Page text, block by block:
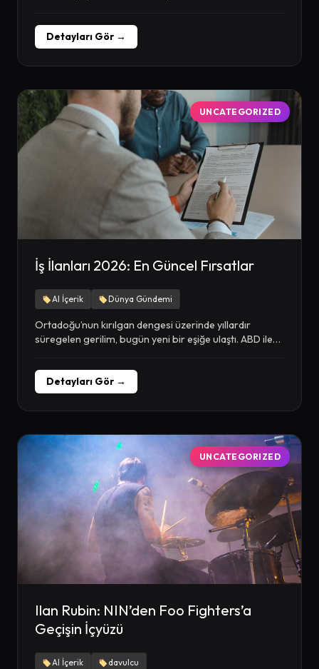
Detayları Gör →
UNCATEGORIZED
İş İlanları 2026: En Güncel Fırsatlar
AI İçerik Dünya Gündemi
Ortadoğu’nun kırılgan dengesi üzerinde yıllardır
süregelen gerilim, bugün yeni bir eşiğe ulaştı. ABD ile
Detayları Gör →
UNCATEGORIZED
Ilan Rubin: NIN’den Foo Fighters’a
Geçişin İçyüzü
AI İçerik davulcu